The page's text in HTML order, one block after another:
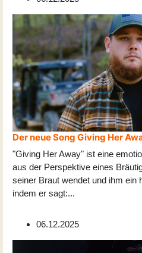
Der neue Song Giving Her
"Giving Her Away" ist eine
aus der Perspektive eines
seiner Braut wendet und ihm ein
indem er sagt:...
06.12.2025